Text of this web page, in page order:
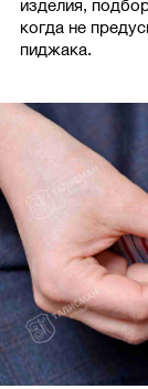
изделия,
когда не
пиджака.